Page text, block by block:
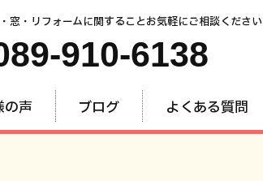
窓・リフォームに関することお気軽にご相談ください
910-6138
の声 ブログ よくある質問